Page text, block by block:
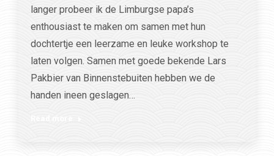
langer probeer ik de Limburgse papa’s
enthousiast te maken om samen met hun
dochtertje een leerzame en leuke workshop te
laten volgen. Samen met goede bekende Lars
Pakbier van Binnenstebuiten hebben we de
handen ineen geslagen…